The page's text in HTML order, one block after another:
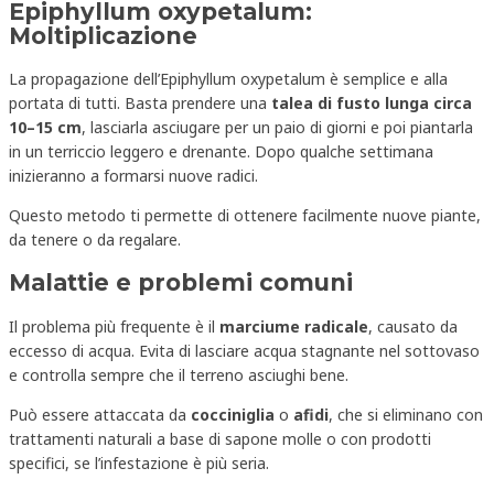
Epiphyllum oxypetalum:
Moltiplicazione
La propagazione dell’Epiphyllum oxypetalum è semplice e alla
portata di tutti. Basta prendere una talea di fusto lunga circa
10–15 cm, lasciarla asciugare per un paio di giorni e poi piantarla
in un terriccio leggero e drenante. Dopo qualche settimana
inizieranno a formarsi nuove radici.
Questo metodo ti permette di ottenere facilmente nuove piante,
da tenere o da regalare.
Malattie e problemi comuni
Il problema più frequente è il marciume radicale, causato da
eccesso di acqua. Evita di lasciare acqua stagnante nel sottovaso
e controlla sempre che il terreno asciughi bene.
Può essere attaccata da cocciniglia o afidi, che si eliminano con
trattamenti naturali a base di sapone molle o con prodotti
specifici, se l’infestazione è più seria.